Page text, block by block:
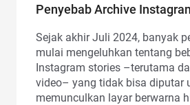
Penyebab Archive
Sejak akhir Juli 2024, banyak
mulai mengeluhkan tentang
Instagram stories –terutama
video– yang tidak bisa diputar
memunculkan layar berwarna